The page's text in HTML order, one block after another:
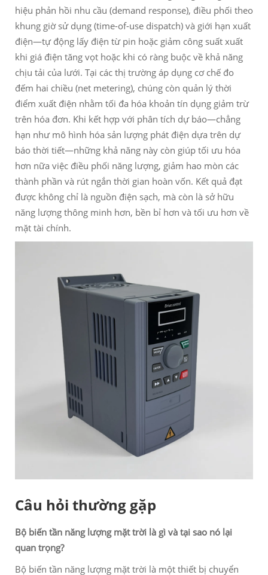
hiệu phản hồi nhu cầu (demand response), điều phối theo
khung giờ sử dụng (time-of-use dispatch) và giới hạn xuất
điện—tự động lấy điện từ pin hoặc giảm công suất xuất
khi giá điện tăng vọt hoặc khi có ràng buộc về khả năng
chịu tải của lưới. Tại các thị trường áp dụng cơ chế đo
đếm hai chiều (net metering), chúng còn quản lý thời
điểm xuất điện nhằm tối đa hóa khoản tín dụng giảm trừ
trên hóa đơn. Khi kết hợp với phân tích dự báo—chẳng
hạn như mô hình hóa sản lượng phát điện dựa trên dự
báo thời tiết—những khả năng này còn giúp tối ưu hóa
hơn nữa việc điều phối năng lượng, giảm hao mòn các
thành phần và rút ngắn thời gian hoàn vốn. Kết quả đạt
được không chỉ là nguồn điện sạch, mà còn là sở hữu
năng lượng thông minh hơn, bền bỉ hơn và tối ưu hơn về
mặt tài chính.
Câu hỏi thường gặp
Bộ biến tần năng lượng mặt trời là gì và tại sao nó lại
quan trọng?
Bộ biến tần năng lượng mặt trời là một thiết bị chuyển